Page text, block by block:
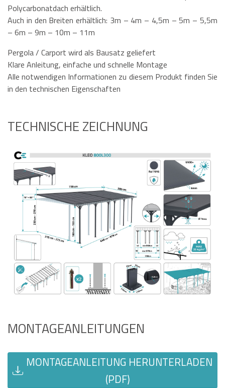
Polycarbonatdach erhältlich.
Auch in den Breiten erhältlich: 3m – 4m – 4,5m – 5m – 5,5m
– 6m – 9m – 10m – 11m
Pergola / Carport wird als Bausatz geliefert
Klare Anleitung, einfache und schnelle Montage
Alle notwendigen Informationen zu diesem Produkt finden Sie
in den technischen Eigenschaften
TECHNISCHE ZEICHNUNG
MONTAGEANLEITUNGEN
MONTAGEANLEITUNG HERUNTERLADEN
(PDF)